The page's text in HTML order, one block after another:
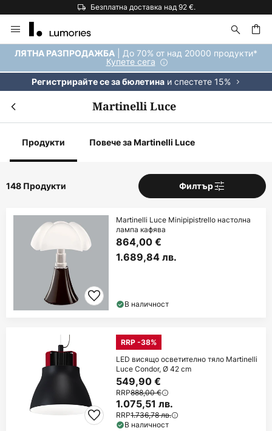
Безплатна доставка над 92 €.
Прескачане
към
съдържанието
ЛЯТНА РАЗПРОДАЖБА | До 70% от над 20000 продукти*
Купете сега
Регистрирайте се за бюлетинаи спестете 15%
Martinelli Luce
Продукти Повече за Martinelli Luce
148 Продукти Филтър
Martinelli Luce Minipipistrello настолна
лампа кафява
864,00 €
1.689,84 лв.
В наличност
RRP -38%
LED висящо осветително тяло Martinelli
Luce Condor, Ø 42 cm
549,90 €
RRP888,00 €
1.075,51 лв.
RRP1.736,78 лв.
В наличност